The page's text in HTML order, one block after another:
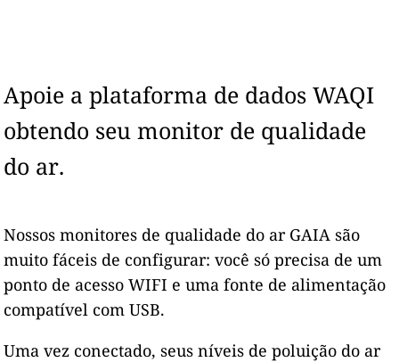
Apoie a plataforma de dados WAQI
obtendo seu monitor de qualidade
do ar.
Nossos monitores de qualidade do ar GAIA são
muito fáceis de configurar: você só precisa de um
ponto de acesso WIFI e uma fonte de alimentação
compatível com USB.
Uma vez conectado, seus níveis de poluição do ar